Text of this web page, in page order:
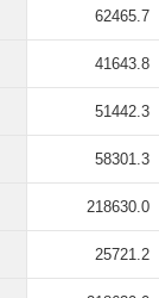
62465.7
41643.8
51442.3
58301.3
218630.0
25721.2